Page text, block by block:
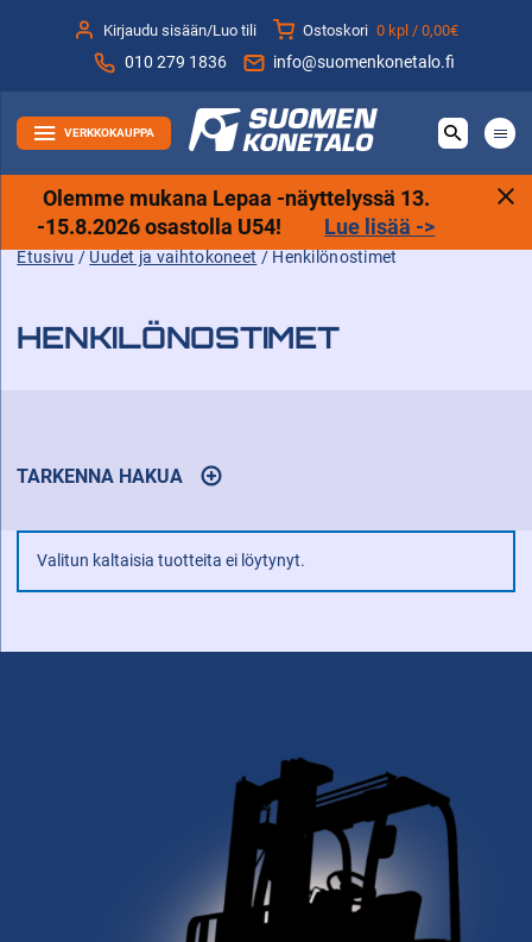
sisältöön
Kirjaudu sisään/Luo tili Ostoskori 0 kpl /0,00€
010 279 1836 info@suomenkonetalo.fi
VERKKOKAUPPA
Olemme mukana Lepaa -näyttelyssä 13.
-15.8.2026 osastolla U54! Lue lisää ->
Etusivu / Uudet ja vaihtokoneet / Henkilönostimet
HENKILÖNOSTIMET
TARKENNA HAKUA
AVAA
SUODATUSTOIMINNOT
Valitun kaltaisia tuotteita ei löytynyt.